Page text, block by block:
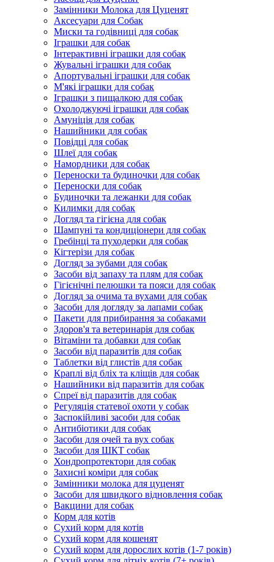
Замінники Молока для Цуценят
Аксесуари для Собак
Миски та годівниці для собак
Іграшки для собак
Інтерактивні іграшки для собак
Жувальні іграшки для собак
Апортувальні іграшки для собак
М'які іграшки для собак
Іграшки з пищалкою для собак
Охолоджуючі іграшки для собак
Амуніція для собак
Нашийники для собак
Повідці для собак
Шлеї для собак
Намордники для собак
Переноски та будиночки для собак
Переноски для собак
Будиночки та лежанки для собак
Килимки для собак
Догляд та гігієна для собак
Шампуні та кондиціонери для собак
Гребінці та пуходерки для собак
Кігтерізи для собак
Догляд за зубами для собак
Засоби від запаху та плям для собак
Гігієнічні пелюшки та пояси для собак
Догляд за очима та вухами для собак
Засоби для догляду за лапами собак
Пакети для прибирання за собаками
Здоров'я та ветеринарія для собак
Вітаміни та добавки для собак
Засоби від паразитів для собак
Таблетки від глистів для собак
Краплі від бліх та кліщів для собак
Нашийники від паразитів для собак
Спреї від паразитів для собак
Регуляція статевої охоти у собак
Заспокійливі засоби для собак
Антибіотики для собак
Засоби для очей та вух собак
Засоби для ШКТ собак
Хондропротектори для собак
Захисні коміри для собак
Замінники молока для цуценят
Засоби для швидкого відновлення собак
Вакцини для собак
Корм для котів
Сухий корм для котів
Сухий корм для кошенят
Сухий корм для дорослих котів (1-7 років)